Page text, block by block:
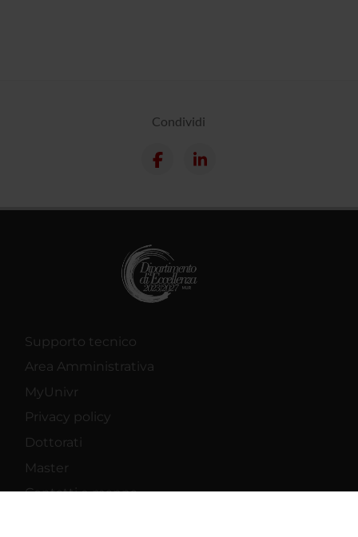
Condividi
Supporto tecnico
Area Amministrativa
MyUnivr
Privacy policy
Dottorati
Master
Contatti e mappa